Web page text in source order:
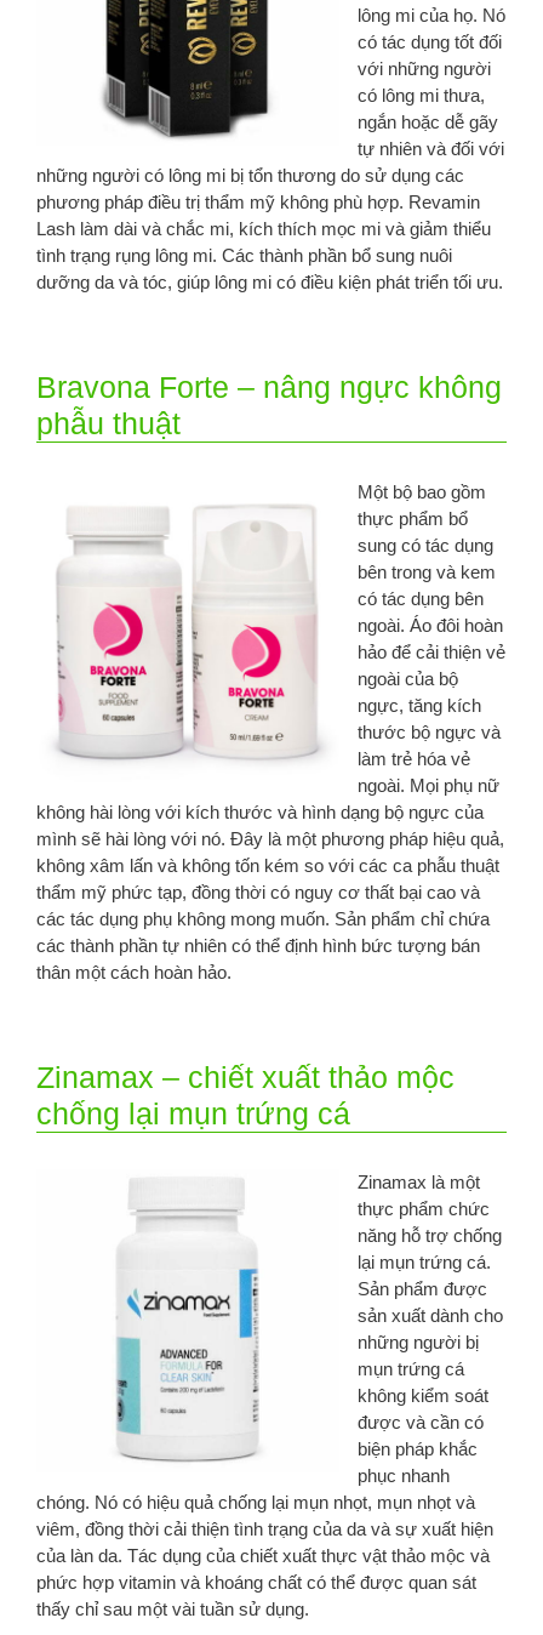
lông mi của họ. Nó
có tác dụng tốt đối
với những người
có lông mi thưa,
ngắn hoặc dễ gãy
tự nhiên và đối với
những người có lông mi bị tổn thương do sử dụng các
phương pháp điều trị thẩm mỹ không phù hợp. Revamin
Lash làm dài và chắc mi, kích thích mọc mi và giảm thiểu
tình trạng rụng lông mi. Các thành phần bổ sung nuôi
dưỡng da và tóc, giúp lông mi có điều kiện phát triển tối ưu.
Bravona Forte – nâng ngực không
phẫu thuật
Một bộ bao gồm
thực phẩm bổ
sung có tác dụng
bên trong và kem
có tác dụng bên
ngoài. Áo đôi hoàn
hảo để cải thiện vẻ
ngoài của bộ
ngực, tăng kích
thước bộ ngực và
làm trẻ hóa vẻ
ngoài. Mọi phụ nữ
không hài lòng với kích thước và hình dạng bộ ngực của
mình sẽ hài lòng với nó. Đây là một phương pháp hiệu quả,
không xâm lấn và không tốn kém so với các ca phẫu thuật
thẩm mỹ phức tạp, đồng thời có nguy cơ thất bại cao và
các tác dụng phụ không mong muốn. Sản phẩm chỉ chứa
các thành phần tự nhiên có thể định hình bức tượng bán
thân một cách hoàn hảo.
Zinamax – chiết xuất thảo mộc
chống lại mụn trứng cá
Zinamax là một
thực phẩm chức
năng hỗ trợ chống
lại mụn trứng cá.
Sản phẩm được
sản xuất dành cho
những người bị
mụn trứng cá
không kiểm soát
được và cần có
biện pháp khắc
phục nhanh
chóng. Nó có hiệu quả chống lại mụn nhọt, mụn nhọt và
viêm, đồng thời cải thiện tình trạng của da và sự xuất hiện
của làn da. Tác dụng của chiết xuất thực vật thảo mộc và
phức hợp vitamin và khoáng chất có thể được quan sát
thấy chỉ sau một vài tuần sử dụng.